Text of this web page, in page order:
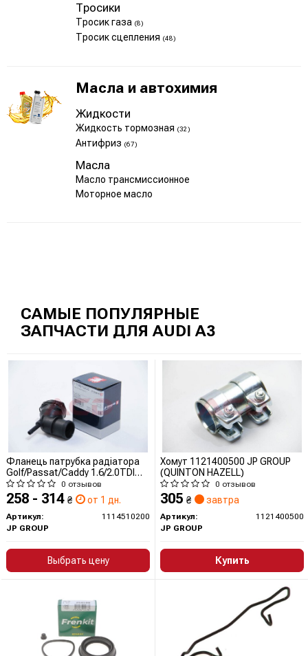
Тросики
Тросик газа (8)
Тросик сцепления (48)
Масла и автохимия
Жидкости
Жидкость тормозная (32)
Антифриз (67)
Масла
Масло трансмиссионное
Моторное масло
САМЫЕ ПОПУЛЯРНЫЕ
ЗАПЧАСТИ ДЛЯ AUDI A3
Фланець патрубка радіатора
Golf/Passat/Caddy 1.6/2.0TDI
05-
0 отзывов
258 - 314 ₴ от 1 дн.
Артикул:
1114510200
JP GROUP
Выбрать цену
Хомут 1121400500 JP GROUP
(QUINTON HAZELL)
0 отзывов
305 ₴ завтра
Артикул:
1121400500
JP GROUP
Купить